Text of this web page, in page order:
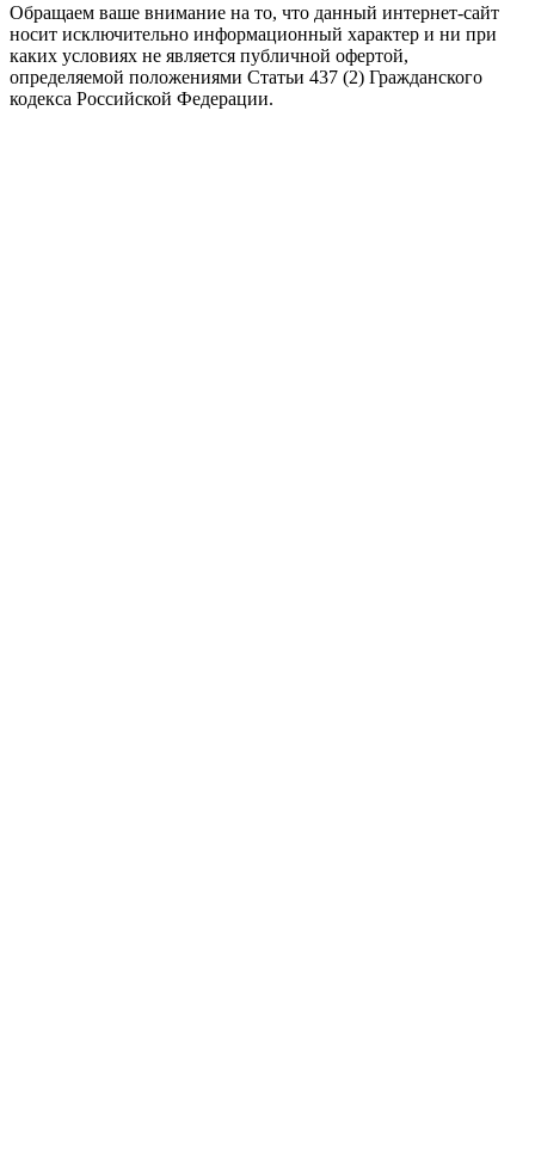
Обращаем ваше внимание на то, что данный интернет-сайт
носит исключительно информационный характер и ни при
каких условиях не является публичной офертой,
определяемой положениями Статьи 437 (2) Гражданского
кодекса Российской Федерации.